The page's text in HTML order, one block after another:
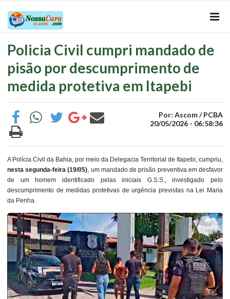
Policia Civil cumpri mandado de
pisão por descumprimento de
medida protetiva em Itapebi
Por: Ascom / PCBA
20/05/2026 - 06:58:36
A Polícia Civil da Bahia, por meio da Delegacia Territorial de Itapebi, cumpriu,
nesta segunda-feira (19/05), um mandado de prisão preventiva em desfavor
de um homem identificado pelas iniciais G.S.S., investigado pelo
descumprimento de medidas protetivas de urgência previstas na Lei Maria
da Penha.